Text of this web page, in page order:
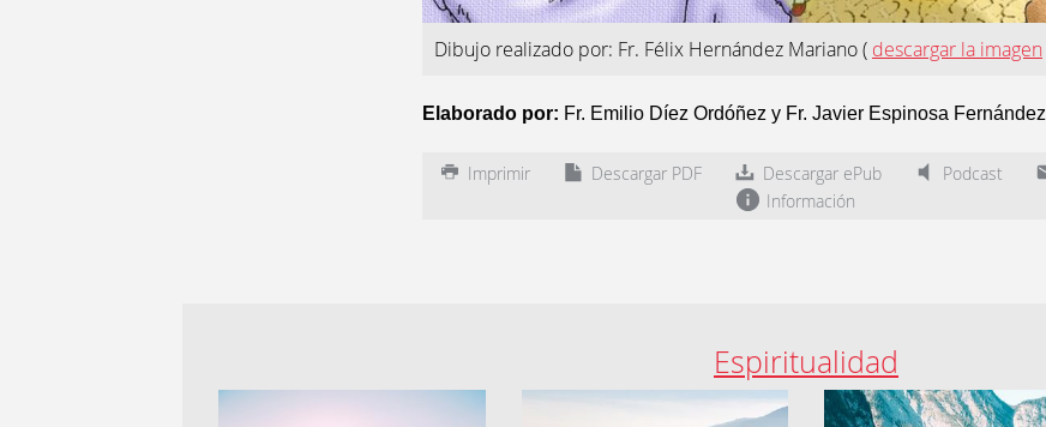
Dibujo realizado por: Fr. Félix Hernández Mariano( descargar la imagen
Elaborado por: Fr. Emilio Díez Ordóñez y Fr. Javier Espinosa Fernández
Imprimir Descargar PDF Descargar ePub Podcast
Información
Espiritualidad